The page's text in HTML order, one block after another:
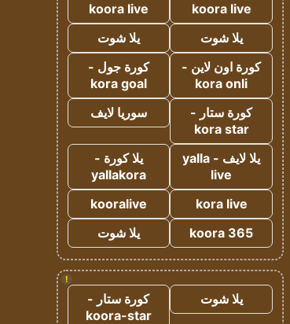
koora live
koora live
يلا شوت
يلا شوت
كورة اون لاين -
kora onli
كورة جول -
kora goal
كورة ستار -
kora star
سوريا لايف
يلا لايف - yalla
live
يلا كورة -
yallakora
kora live
kooralive
koora 365
يلا شوت
!
يلا شوت
كورة ستار -
koora-star